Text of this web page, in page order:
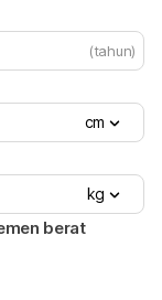
(tahun)
cm
kg
berat